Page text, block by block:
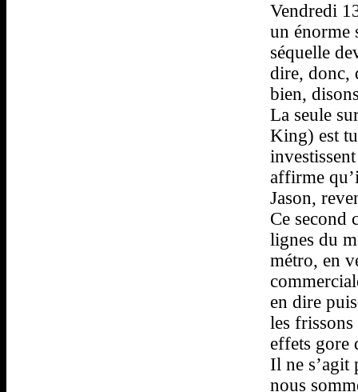
Vendredi
un énorme
séquelle
dire, donc,
bien,
La seule
King) est
affirme
Jason,
Ce second
lignes du
métro, en
en dire
les frissons
effets gore
Il ne s’agit
nous